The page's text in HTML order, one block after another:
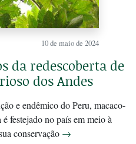
10 de maio de 2024
da redescoberta de
dos Andes
e endêmico do Peru, macaco-
festejado no país em meio à
conservação →